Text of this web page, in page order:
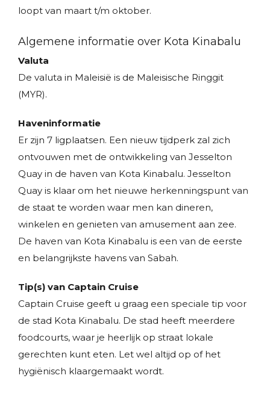
loopt van maart t/m oktober.
Algemene informatie over Kota Kinabalu
Valuta
De valuta in Maleisië is de Maleisische Ringgit
(MYR).
Haveninformatie
Er zijn 7 ligplaatsen. Een nieuw tijdperk zal zich
ontvouwen met de ontwikkeling van Jesselton
Quay in de haven van Kota Kinabalu. Jesselton
Quay is klaar om het nieuwe herkenningspunt van
de staat te worden waar men kan dineren,
winkelen en genieten van amusement aan zee.
De haven van Kota Kinabalu is een van de eerste
en belangrijkste havens van Sabah.
Tip(s) van Captain Cruise
Captain Cruise geeft u graag een speciale tip voor
de stad Kota Kinabalu. De stad heeft meerdere
foodcourts, waar je heerlijk op straat lokale
gerechten kunt eten. Let wel altijd op of het
hygiënisch klaargemaakt wordt.